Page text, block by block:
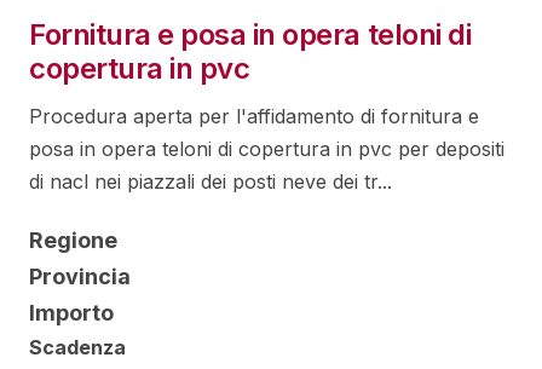
Fornitura e posa in opera teloni di
copertura in pvc
Procedura aperta per l'affidamento di fornitura e
posa in opera teloni di copertura in pvc per depositi
di nacl nei piazzali dei posti neve dei tr...
Regione
Provincia
Importo
Scadenza